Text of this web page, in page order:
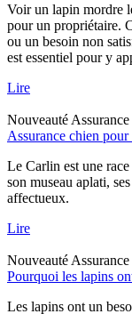
Voir un lapin mordre
pour un propriétaire.
ou un besoin non
est essentiel pour y
Lire
Nouveauté
Assurance chien
Le Carlin est une
son museau aplati,
affectueux.
Lire
Nouveauté
Pourquoi les lapins
Les lapins ont un